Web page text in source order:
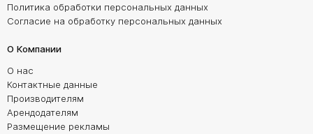
Политика обработки персональных данных
Согласие на обработку персональных данных
О Компании
О нас
Контактные данные
Производителям
Арендодателям
Размещение рекламы